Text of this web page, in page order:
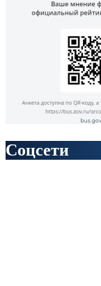
Соцсети